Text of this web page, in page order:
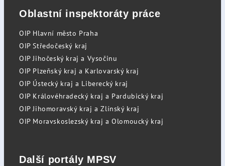
Oblastní inspektoráty práce
OIP Hlavní město Praha
OIP Středočeský kraj
OIP Jihočeský kraj a Vysočinu
OIP Plzeňský kraj a Karlovarský kraj
OIP Ústecký kraj a Liberecký kraj
OIP Královéhradecký kraj a Pardubický kraj
OIP Jihomoravský kraj a Zlínský kraj
OIP Moravskoslezský kraj a Olomoucký kraj
Další portály MPSV